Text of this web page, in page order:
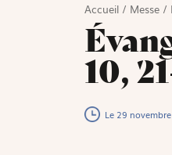
Accueil/ Messe/
10,
Le 29